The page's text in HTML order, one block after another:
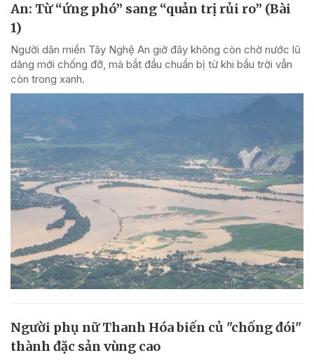
An: Từ “ứng phó” sang “quản trị rủi ro” (Bài
1)
Người dân miền Tây Nghệ An giờ đây không còn chờ nước lũ
dâng mới chống đỡ, mà bắt đầu chuẩn bị từ khi bầu trời vẫn
còn trong xanh.
Người phụ nữ Thanh Hóa biến củ "chống đói"
thành đặc sản vùng cao